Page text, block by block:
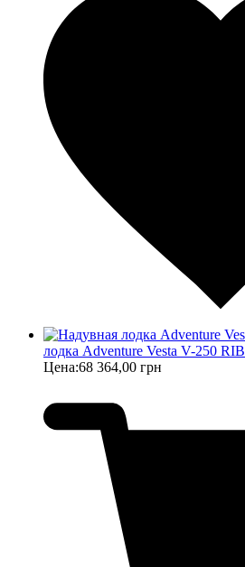
лодка Adventure Vesta V-250 RIB
Цена:68 364,00 грн